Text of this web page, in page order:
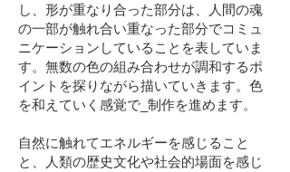
し、形が重なり合った部分は、人間の魂
の一部が触れ合い重なった部分でコミュ
ニケーションしていることを表していま
す。無数の色の組み合わせが調和するポ
イントを探りながら描いていきます。色
を和えていく感覚で_制作を進めます。
自然に触れてエネルギーを感じること
と、人類の歴史文化や社会的場面を感じ